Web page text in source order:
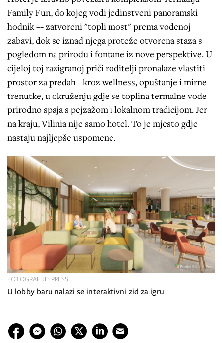
Family Fun, do kojeg vodi jedinstveni panoramski
hodnik –- zatvoreni "topli most" prema vodenoj
zabavi, dok se iznad njega proteže otvorena staza s
pogledom na prirodu i fontane iz nove perspektive. U
cijeloj toj razigranoj priči roditelji pronalaze vlastiti
prostor za predah - kroz wellness, opuštanje i mirne
trenutke, u okruženju gdje se toplina termalne vode
prirodno spaja s pejzažom i lokalnom tradicijom. Jer
na kraju, Vilinia nije samo hotel. To je mjesto gdje
nastaju najljepše uspomene.
U lobby baru nalazi se interaktivni zid za igru
FOTOGRAFIJE: PRESS